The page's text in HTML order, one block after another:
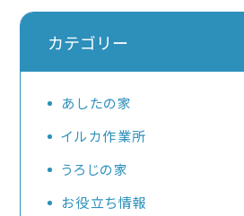
カテゴリー
あしたの家
イルカ作業所
うろじの家
お役立ち情報